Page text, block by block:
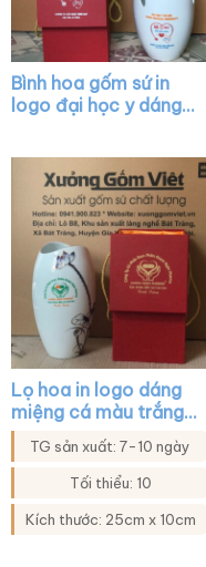
Bình hoa gốm sứ in
logo đại học y dáng
Lọ hoa in logo dáng
miệng cá màu trắng
họa tiết sen xanh viền
kim XG-LH36
TG sản xuất: 7-10 ngày
Tối thiểu: 10
Kích thước: 25cm x 10cm